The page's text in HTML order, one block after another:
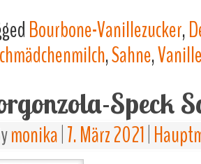
Bourbone-Vanillezucker,
,Sahne,
Speck
monika 7. März 2021